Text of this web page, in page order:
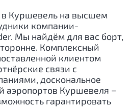
в Куршевель на высшем
компании-
Мы найдём для вас борт,
Комплексный
клиентом
связи с
доскональное
аэропортов Куршевеля −
гарантировать